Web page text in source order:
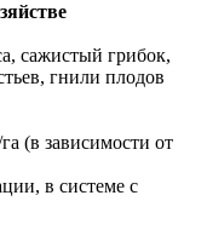
сажистый грибок,
гнили плодов
(в зависимости от
в системе с